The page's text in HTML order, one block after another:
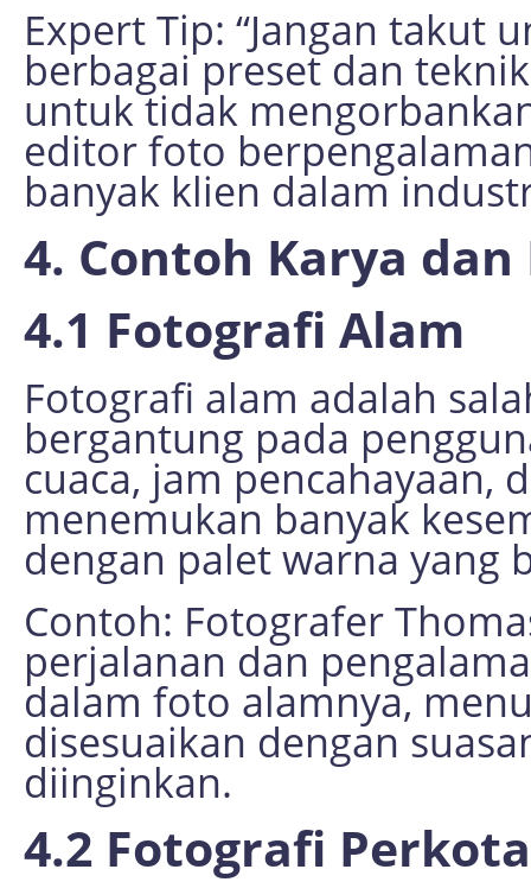
Expert Tip: “Jangan takut
berbagai preset dan
untuk tidak
editor foto
banyak klien dalam
4. Contoh Karya
4.1 Fotografi Alam
Fotografi alam adalah
bergantung pada
cuaca, jam pencahayaan,
menemukan banyak
dengan palet warna yang
Contoh: Fotografer
perjalanan dan
dalam foto alamnya,
disesuaikan dengan
diinginkan.
4.2 Fotografi